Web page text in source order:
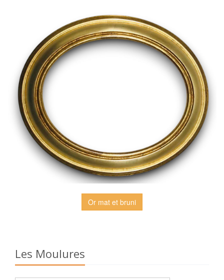
Or mat et bruni
Les Moulures